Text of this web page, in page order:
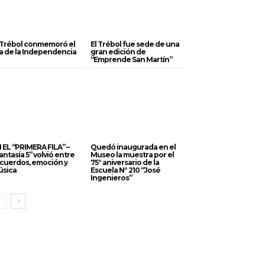
conmemoró el
de la Independencia
El Trébol fue sede de una
gran edición de
“Emprende San Martín”
EL “PRIMERA FILA” –
5” volvió entre
emoción y
Quedó inaugurada en el
Museo la muestra por el
75° aniversario de la
Escuela N° 210 “José
Ingenieros”